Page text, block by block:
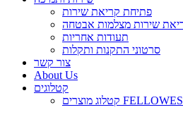
פתיחת קריאת שירות
תעודות אחריות
סרטוני התקנות ותקלות
צור קשר
About Us
קטלוגים
קטלוג מוצרים FELLOWES